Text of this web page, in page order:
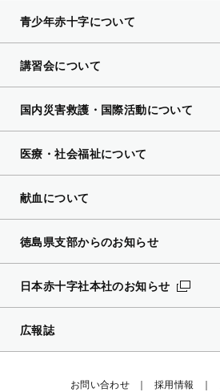
青少年赤十字について
講習会について
国内災害救護・国際活動について
医療・社会福祉について
献血について
徳島県支部からのお知らせ
日本赤十字社本社のお知らせ
広報誌
お問い合わせ 採用情報